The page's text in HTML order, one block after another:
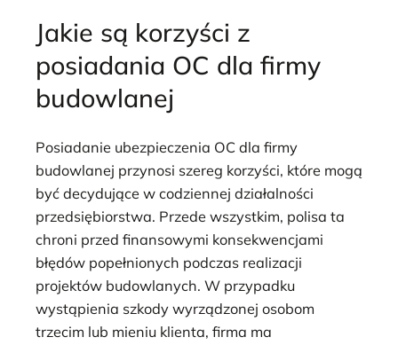
Jakie są korzyści z
posiadania OC dla firmy
budowlanej
Posiadanie ubezpieczenia OC dla firmy
budowlanej przynosi szereg korzyści, które mogą
być decydujące w codziennej działalności
przedsiębiorstwa. Przede wszystkim, polisa ta
chroni przed finansowymi konsekwencjami
błędów popełnionych podczas realizacji
projektów budowlanych. W przypadku
wystąpienia szkody wyrządzonej osobom
trzecim lub mieniu klienta, firma ma